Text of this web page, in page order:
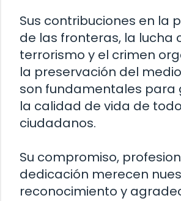
Sus contribuciones en la
de las fronteras, la lucha
terrorismo y el crimen
la preservación del
son fundamentales para
la calidad de vida de
ciudadanos.
Su compromiso,
dedicación merecen
reconocimiento y